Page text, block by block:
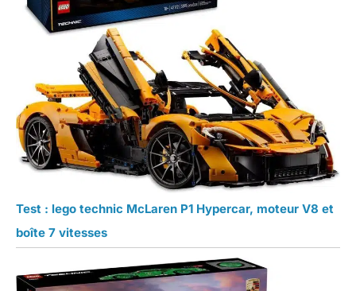
Test : lego technic McLaren P1 Hypercar, moteur V8 et
boîte 7 vitesses